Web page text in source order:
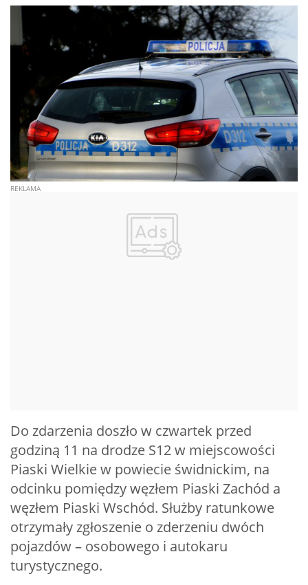
Do zdarzenia doszło w czwartek przed
godziną 11 na drodze S12 w miejscowości
Piaski Wielkie w powiecie świdnickim, na
odcinku pomiędzy węzłem Piaski Zachód a
węzłem Piaski Wschód. Służby ratunkowe
otrzymały zgłoszenie o zderzeniu dwóch
pojazdów – osobowego i autokaru
turystycznego.